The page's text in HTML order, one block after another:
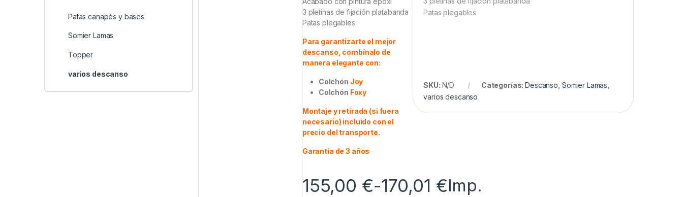
Patas canapés y bases
Somier Lamas
Topper
varios descanso
3 pletinas de fijación platabanda
Patas plegables
Para garantizarte el mejor
descanso, combínalo de
manera elegante con:
Colchón Joy
Colchón Foxy
Montaje y retirada (si fuera
necesario) incluido con el
precio del transporte.
Garantía de 3 años
155,00 €-170,01 €Imp.
Patas plegables
SKU: N/D Categorías:Descanso Somier Lamas
varios descanso